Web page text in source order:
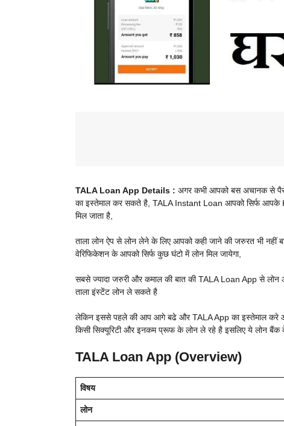
TALA Loan App Details : अगर कभी आपको बस अचानक से
का इस्तेमाल कर सकते है, TALA Instant Loan आपको सिर्फ आपके
मिल जाता है,
ताला लोन ऐप से लोन लेने के लिए आपको कही जाने की जरुरत भी
वेरिफिकेशन के आपको सिर्फ कुछ घंटो में लोन मिल जायेगा,
सबसे ज्यादा जरुरी और कमाल की बात की TALA Loan App से लोन
ताला इंस्टेंट लोन ले सकते है
लेकिन इससे पहले की आप आगे बढे और TALA App का इस्तेमाल करे
किसी सिक्यूरिटी और इनकम प्रूफ के लोन ले रहे है इसलिए ये लोन बैंक
TALA Loan App (Overview)
विषय
लोन